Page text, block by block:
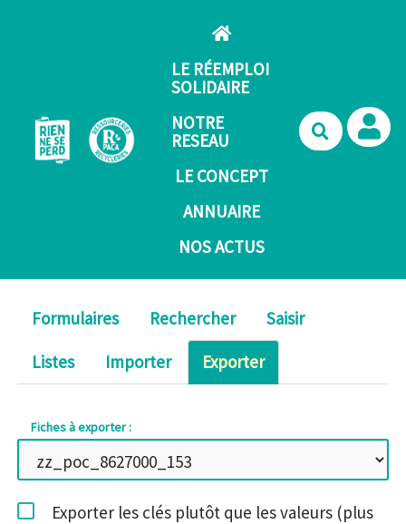
LE RÉEMPLOI
SOLIDAIRE
NOTRE
RESEAU
LE CONCEPT
ANNUAIRE
NOS ACTUS
Formulaires Rechercher
Saisir
Listes
Importer Exporter
Fiches à exporter :
Exporter les clés plutôt que les valeurs (plus